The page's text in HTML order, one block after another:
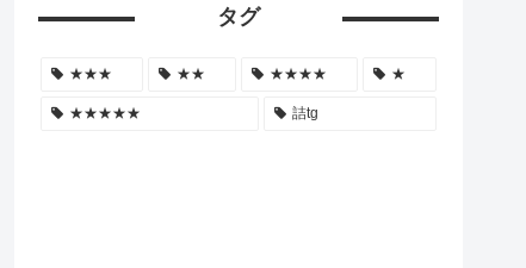
タグ
★★★ ★★ ★★★★ ★
★★★★★ 詰tg